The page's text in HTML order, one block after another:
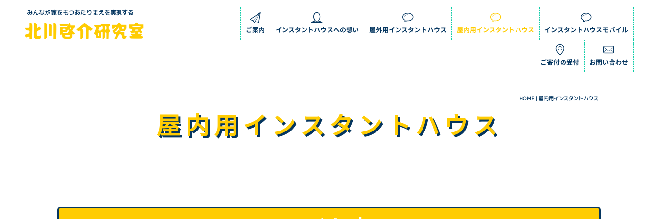
みんなが家をもつあたりまえを実現する
北川啓介研究室 ご案内 インスタントハウスへの想い 屋外用インスタントハウス 屋内用インスタントハウス インスタントハウスモバイル
ご寄付の受付 お問い合わせ
HOME|屋内用インスタントハウス
屋内用インスタントハウス